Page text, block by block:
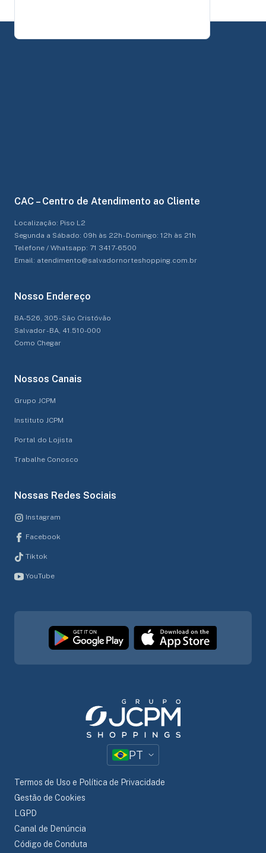
CAC – Centro de Atendimento ao Cliente
Localização: Piso L2
Segunda a Sábado: 09h às 22h - Domingo: 12h às 21h
Telefone / Whatsapp: 71 3417-6500
Email: atendimento@salvadornorteshopping.com.br
Nosso Endereço
BA-526, 305 - São Cristóvão
Salvador - BA, 41.510-000
Como Chegar
Nossos Canais
Grupo JCPM
Instituto JCPM
Portal do Lojista
Trabalhe Conosco
Nossas Redes Sociais
Instagram
Facebook
Tiktok
YouTube
PT
Termos de Uso e Política de Privacidade
Gestão de Cookies
LGPD
Canal de Denúncia
Código de Conduta